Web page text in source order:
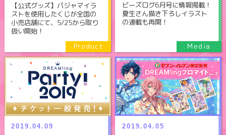
【公式グッズ】パジャマイラ
ストを使用したくじが全国の
小売店舗にて、5/25から取り
扱い開始！
ビーズログ6月号に情報掲載！
夏生さん描き下ろしイラスト
の連載も再開！
2019.04.09 2019.04.05